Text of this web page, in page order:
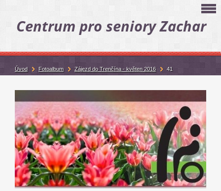
Centrum pro seniory Zachar
Úvod Fotoalbum Zájezd do Trenčína - květen 2016 41